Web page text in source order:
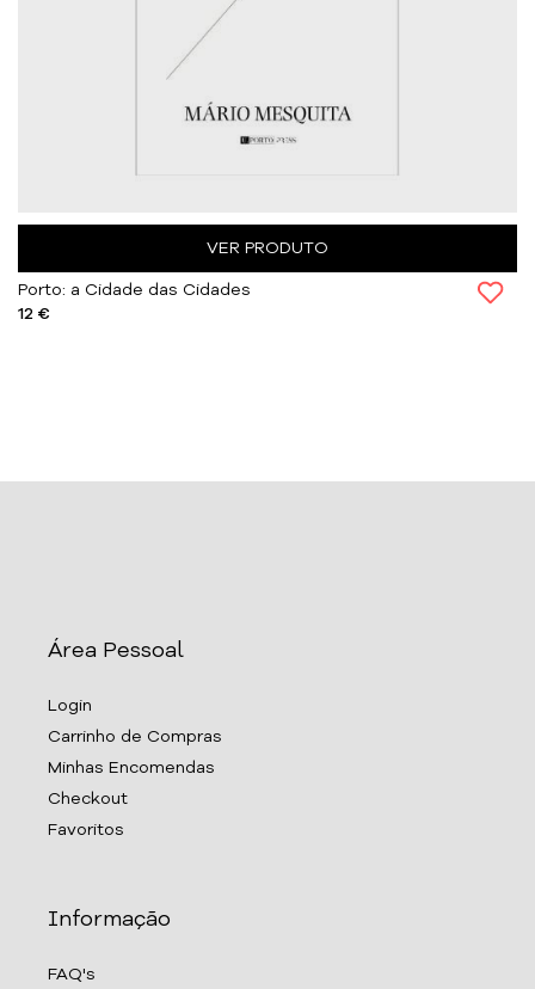
VER PRODUTO
Porto: a Cidade das Cidades
12 €
Área Pessoal
Login
Carrinho de Compras
Minhas Encomendas
Checkout
Favoritos
Informação
FAQ's